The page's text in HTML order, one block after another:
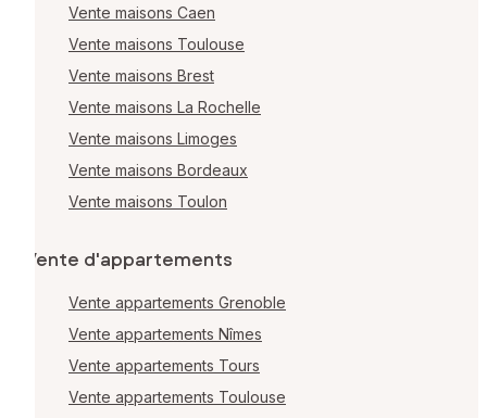
Vente maisons Caen
Vente maisons Toulouse
Vente maisons Brest
Vente maisons La Rochelle
Vente maisons Limoges
Vente maisons Bordeaux
Vente maisons Toulon
Vente d'appartements
Vente appartements Grenoble
Vente appartements Nîmes
Vente appartements Tours
Vente appartements Toulouse